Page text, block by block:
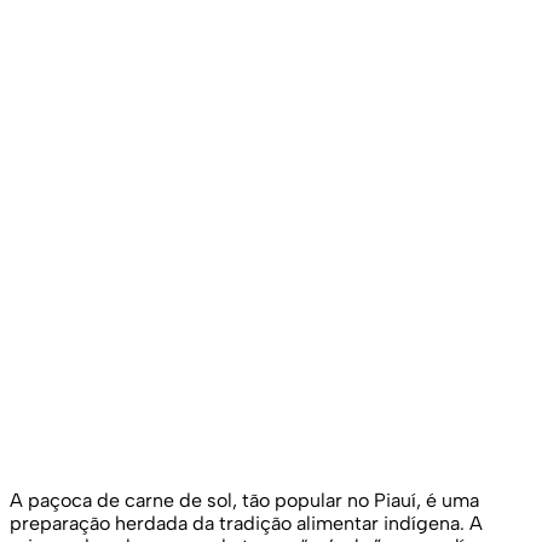
A paçoca de carne de sol, tão popular no Piauí, é uma
preparação herdada da tradição alimentar indígena. A